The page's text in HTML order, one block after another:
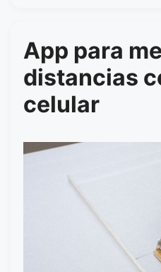
App para
distancias
celular